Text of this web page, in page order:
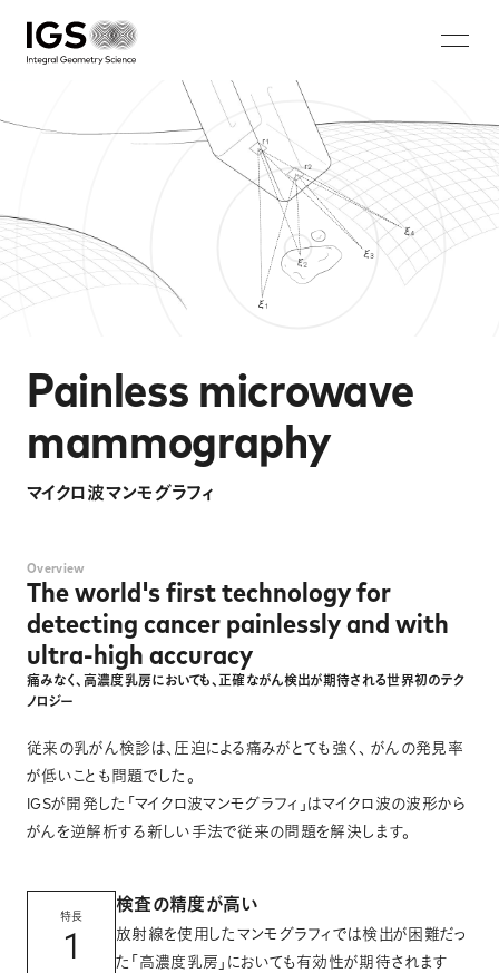
About IGS
Solution
マイクロ波マンモグラフィ
ウォークスルー型セキュリティシステム
鉄筋破断・腐食非破壊検査システム
Careers
News
Contact
JAENZHKO
Painless microwave
mammography
マイクロ波マンモグラフィ
Overview
The world's first technology for
detecting cancer painlessly and with
ultra-high accuracy
痛みなく、高濃度乳房においても、正確ながん検出が期待される世界初のテク
ノロジー
従来の乳がん検診は、圧迫による痛みがとても強く、 がんの発見率
が低いことも問題でした。
IGSが開発した「マイクロ波マンモグラフィ」はマイクロ波の波形から
がんを逆解析する新しい手法で従来の問題を解決します。
1
特長
検査の精度が高い
放射線を使用したマンモグラフィでは検出が困難だっ
た「高濃度乳房」においても有効性が期待されます